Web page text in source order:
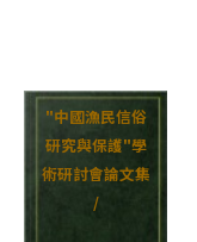
"中國漁民信俗
研究與保護"學
術研討會論文集
/